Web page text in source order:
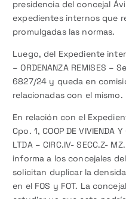
presidencia del concejal
expedientes internos que
promulgadas las normas.
Luego, del Expediente
– ORDENANZA REMISES –
6827/24 y queda en
relacionadas con el mismo.
En relación con el
Cpo. 1, COOP DE VIVIENDA
LTDA – CIRC.IV- SECC.Z-
informa a los concejales
solicitan duplicar la
en el FOS y FOT. La